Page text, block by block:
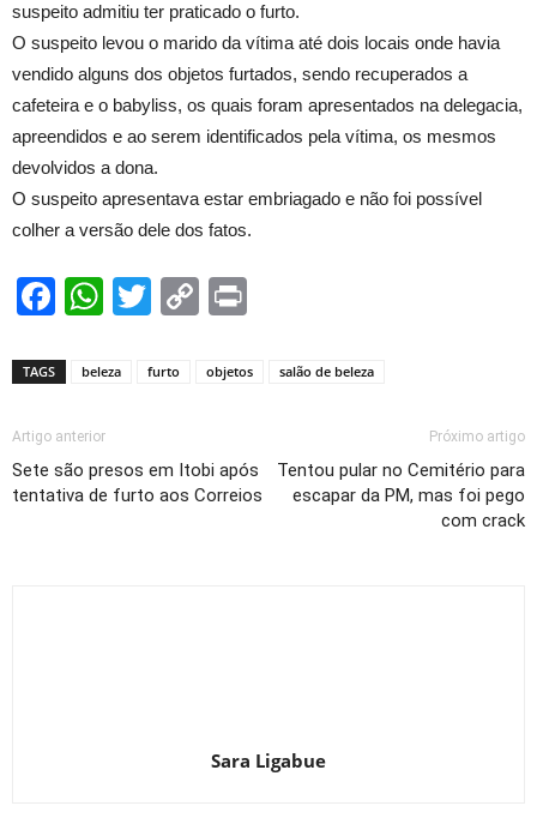
suspeito admitiu ter praticado o furto.
O suspeito levou o marido da vítima até dois locais onde havia
vendido alguns dos objetos furtados, sendo recuperados a
cafeteira e o babyliss, os quais foram apresentados na delegacia,
apreendidos e ao serem identificados pela vítima, os mesmos
devolvidos a dona.
O suspeito apresentava estar embriagado e não foi possível
colher a versão dele dos fatos.
Facebook
WhatsApp
TwitterCopy
TAGS beleza furto objetos salão de beleza
Artigo anterior
Sete são presos em Itobi após
tentativa de furto aos Correios
Próximo artigo
Tentou pular no Cemitério para
escapar da PM, mas foi pego
com crack
Sara Ligabue